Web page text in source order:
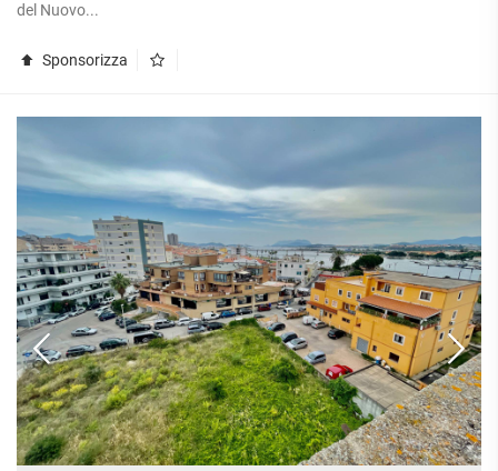
del Nuovo...
Sponsorizza